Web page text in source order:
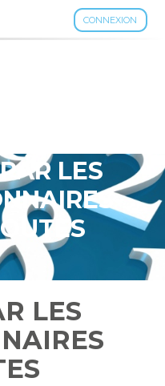
CONNEXION
LES
LES